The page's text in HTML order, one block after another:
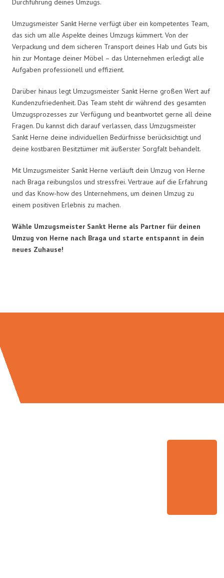
Durchführung deines Umzugs.
Umzugsmeister Sankt Herne verfügt über ein kompetentes Team,
das sich um alle Aspekte deines Umzugs kümmert. Von der
Verpackung und dem sicheren Transport deines Hab und Guts bis
hin zur Montage deiner Möbel – das Unternehmen erledigt alle
Aufgaben professionell und effizient.
Darüber hinaus legt Umzugsmeister Sankt Herne großen Wert auf
Kundenzufriedenheit. Das Team steht dir während des gesamten
Umzugsprozesses zur Verfügung und beantwortet gerne all deine
Fragen. Du kannst dich darauf verlassen, dass Umzugsmeister
Sankt Herne deine individuellen Bedürfnisse berücksichtigt und
deine kostbaren Besitztümer mit äußerster Sorgfalt behandelt.
Mit Umzugsmeister Sankt Herne verläuft dein Umzug von Herne
nach Braga reibungslos und stressfrei. Vertraue auf die Erfahrung
und das Know-how des Unternehmens, um deinen Umzug zu
einem positiven Erlebnis zu machen.
Wähle Umzugsmeister Sankt Herne als Partner für deinen
Umzug von Herne nach Braga und starte entspannt in dein
neues Zuhause!